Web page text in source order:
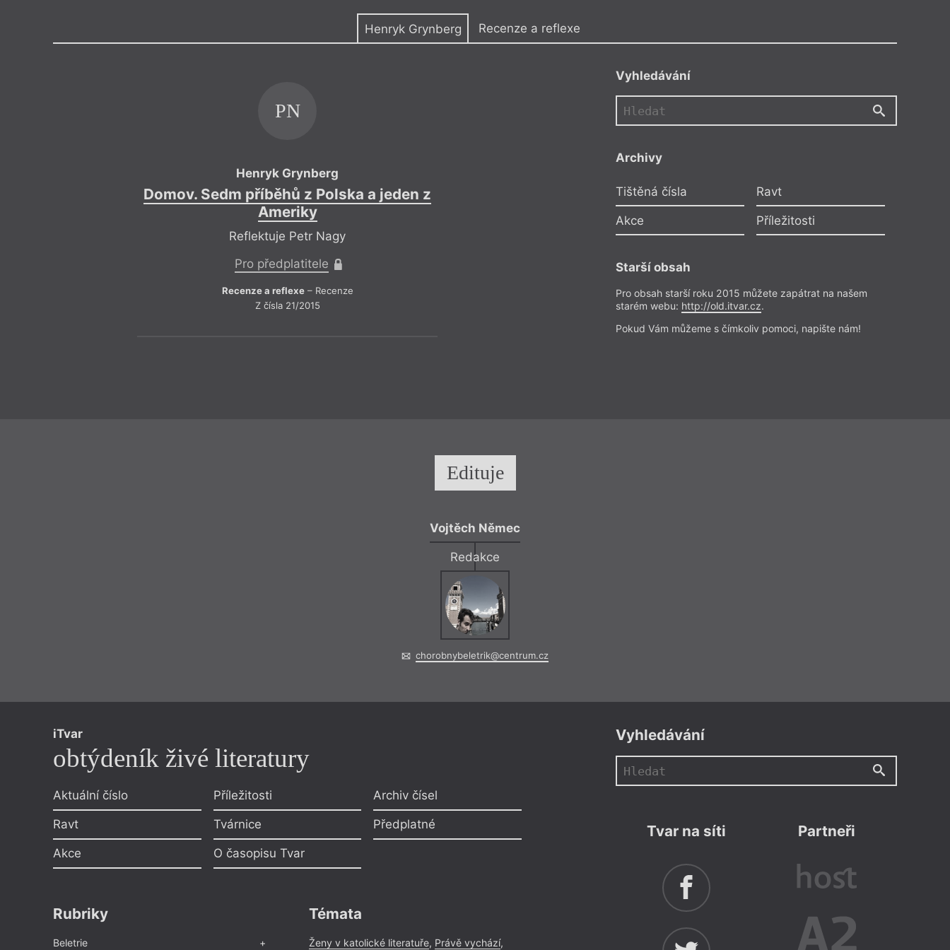
Henryk Grynberg Recenze a reflexe
PN
Henryk Grynberg
Domov. Sedm příběhů z Polska a jeden z
Ameriky
Reflektuje Petr Nagy
Pro předplatitele
Recenze a reflexe– Recenze
Z čísla 21/2015
PN
Domov. Sedm příběhů z Polska a jeden z
Ameriky
Reflektuje Petr Nagy
Pro předplatitele
Recenze a reflexe– Recenze
Z čísla 21/2015
Vyhledávání
Archivy
Tištěná čísla Ravt
Akce Příležitosti
Starší obsah
Pro obsah starší roku 2015 můžete zapátrat na našem
starém webu: http://old.itvar.cz.
Pokud Vám můžeme s čímkoliv pomoci, napište nám!
Edituje
Vojtěch Němec
Redakce
chorobnybeletrik@centrum.cz
iTvar
obtýdeník živé literatury
Aktuální číslo
Ravt
Akce
Příležitosti
Tvárnice
O časopisu Tvar
Archiv čísel
Předplatné
Rubriky
Beletrie
Témata
Ženy v katolické literatuře, Právě vychází,
Vyhledávání
Tvar na síti Partneři